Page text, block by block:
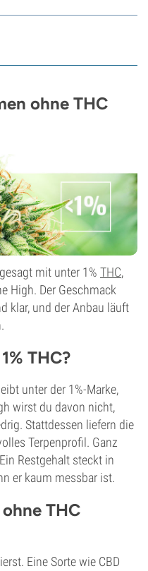
ohne THC
mit unter 1% THC,
High. Der Geschmack
klar, und der Anbau läuft
THC?
unter der 1%-Marke,
wirst du davon nicht,
Stattdessen liefern die
Terpenprofil. Ganz
Restgehalt steckt in
er kaum messbar ist.
THC
Eine Sorte wie CBD